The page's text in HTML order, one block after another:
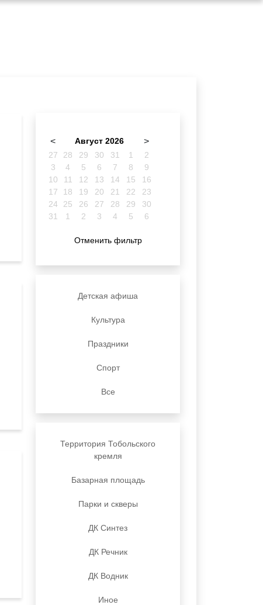
< Август 2026 >
27 28 29 30 31 1
2
3
4 5 6 7 8
9
10
11 12 13 14 15
16
17
18 19 20 21 22
23
24
25 26 27 28 29
30
31
1 2 3 4 5 6
Отменить фильтр
Детская афиша
Культура
Праздники
Спорт
Все
Территория Тобольского
кремля
Базарная площадь
Парки и скверы
ДК Синтез
ДК Речник
ДК Водник
Иное